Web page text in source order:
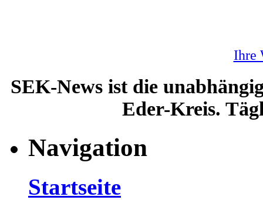
Ihre
SEK-News ist die
Eder-Kreis.
Navigation
Startseite